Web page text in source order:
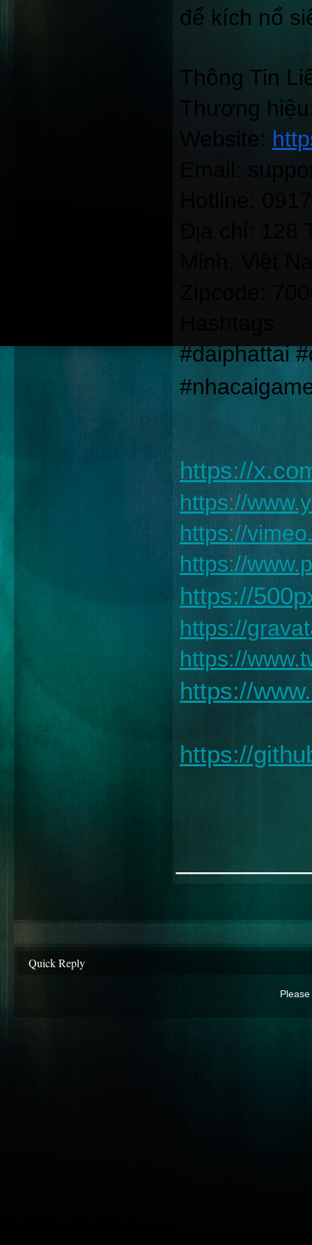
để kích nổ
Thông Tin
Thương
Website:
#daiphattai
https://
https://
https://
https://
https://
https://
https://
https://
https://
Quick Reply